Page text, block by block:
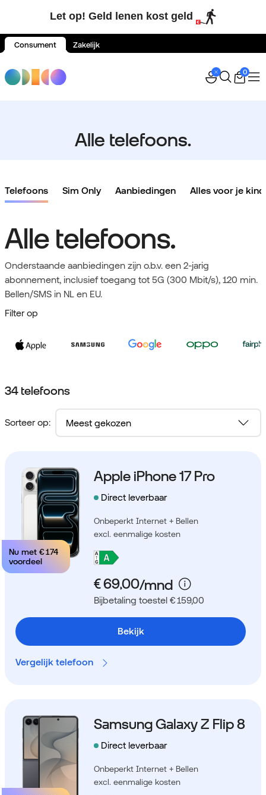
Let op! Geld lenen kost geld
Consument Zakelijk
0
Alle telefoons.
Telefoons Sim Only Aanbiedingen Alles voor je kind
Alle telefoons.
Onderstaande aanbiedingen zijn o.b.v. een 2-jarig
abonnement, inclusief toegang tot 5G (300 Mbit/s), 120 min.
Bellen/SMS in NL en EU.
Filter op
34 telefoons
Sorteer op:
Nu met € 174
voordeel
Apple iPhone 17 Pro
Direct leverbaar
Onbeperkt Internet + Bellen
excl. eenmalige kosten
Bijbetaling toestel € 159,00
Bekijk
Vergelijk telefoon
Samsung Galaxy Z Flip 8
Direct leverbaar
Onbeperkt Internet + Bellen
excl. eenmalige kosten